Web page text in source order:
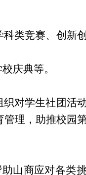
类竞赛、创新
庆典等。
对学生社团活
理，助推校园
山商应对各类